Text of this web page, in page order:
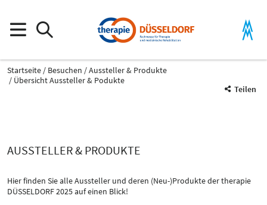
Startseite Besuchen
Aussteller & Produkte
Übersicht Aussteller & Podukte
Teilen
AUSSTELLER & PRODUKTE
Hier finden Sie alle Aussteller und deren (Neu-)Produkte der therapie
DÜSSELDORF 2025 auf einen Blick!